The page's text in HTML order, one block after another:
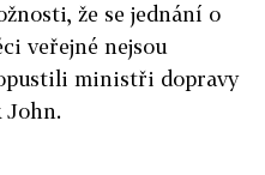
že se jednání o
veřejné nejsou
ministři dopravy
John.